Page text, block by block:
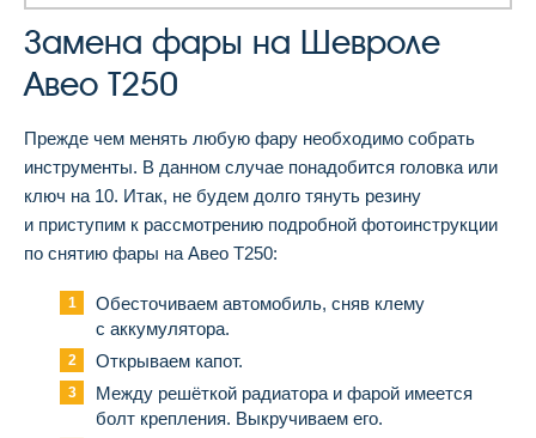
Замена фары на Шевроле
Авео Т250
Прежде чем менять любую фару необходимо собрать
инструменты. В данном случае понадобится головка или
ключ на 10. Итак, не будем долго тянуть резину
и приступим к рассмотрению подробной фотоинструкции
по снятию фары на Авео Т250:
Обесточиваем автомобиль, сняв клему
с аккумулятора.
Открываем капот.
Между решёткой радиатора и фарой имеется
болт крепления. Выкручиваем его.